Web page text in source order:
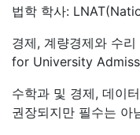
법학 학사:
경제, 계량경제와 수
for University
수학과 및 경제, 데이
권장되지만 필수는 아